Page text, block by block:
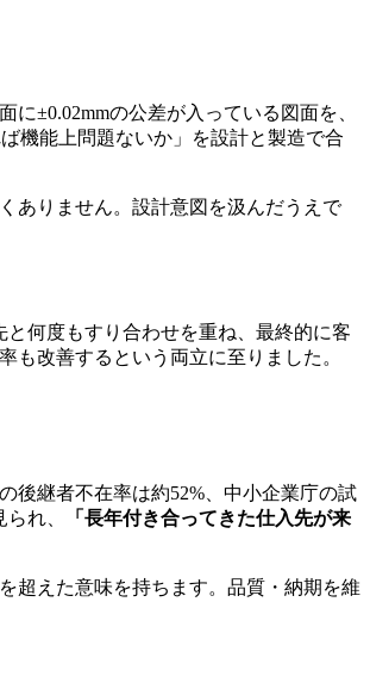
±0.02mmの公差が入っている図面を、
機能上問題ないか」を設計と製造で合
ありません。設計意図を汲んだうえで
何度もすり合わせを重ね、最終的に客
改善するという両立に至りました。
後継者不在率は約52%、中小企業庁の試
れ、
「長年付き合ってきた仕入先が来
超えた意味を持ちます。品質・納期を維